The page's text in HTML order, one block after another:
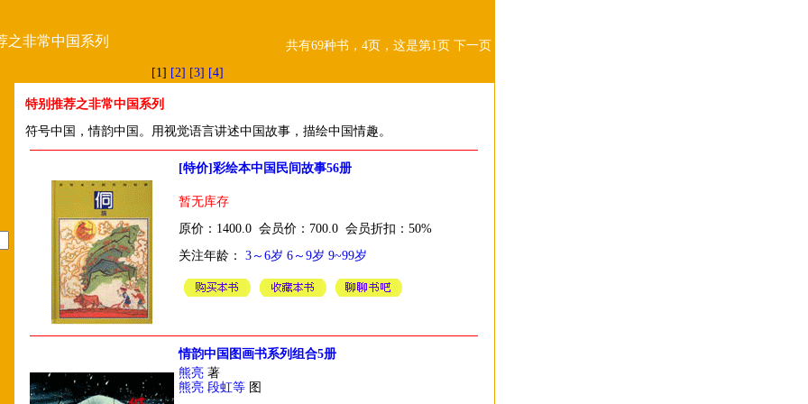
之非常中国系列 共有69种书，4页，这是第1页 下一页
[1] [2] [3] [4]
特别推荐之非常中国系列
符号中国，情韵中国。用视觉语言讲述中国故事，描绘中国情趣。
[特价]彩绘本中国民间故事56册
暂无库存
原价：1400.0 会员价：700.0 会员折扣：50%
关注年龄： 3～6岁 6～9岁 9~99岁
情韵中国图画书系列组合5册
熊亮 著
熊亮 段虹等 图